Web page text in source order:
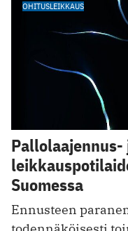
OHITUSLEIKKAUS
Suomessa
Ennusteen